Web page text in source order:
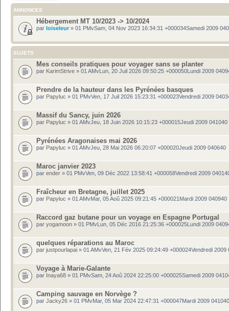
ANNONCES
Hébergement MT 10/2023 -> 10/2024
par loiseleur» 01 PMvSam, 04 Nov 2023 16:34:31 +000034Samedi 2009
SUJETS
Mes conseils pratiques pour voyager sans se planter
par KarimStrive » 01 AMvLun, 20 Juil 2026 09:50:25 +000050Lundi 2009
Prendre de la hauteur dans les Pyrénées basques
par Papyluc » 01 PMvVen, 17 Juil 2026 15:23:31 +000023Vendredi 2009
Massif du Sancy, juin 2026
par Papyluc » 01 AMvJeu, 18 Juin 2026 10:15:23 +000015Jeudi 2009 041040
Pyrénées Aragonaises mai 2026
par Papyluc » 01 AMvJeu, 28 Mai 2026 06:20:07 +000020Jeudi 2009 040640
Maroc janvier 2023
par ender » 01 PMvVen, 09 Déc 2022 13:58:41 +000058Vendredi 2009
Fraîcheur en Bretagne, juillet 2025
par Papyluc » 01 AMvMar, 05 Aoû 2025 09:21:45 +000021Mardi 2009 040940
Raccord gaz butane pour un voyage en Espagne Portugal
par yogamoon » 01 PMvLun, 05 Déc 2016 21:25:36 +000025Lundi 2009
quelques réparations au Maroc
par justpourlapai » 01 AMvVen, 21 Fév 2025 09:24:49 +000024Vendredi 2009
Voyage à Marie-Galante
par Inaya68 » 01 PMvSam, 24 Aoû 2024 22:25:00 +000025Samedi 2009
Camping sauvage en Norvège ?
par Jacky26 » 01 PMvMar, 05 Mar 2024 22:47:31 +000047Mardi 2009 041040